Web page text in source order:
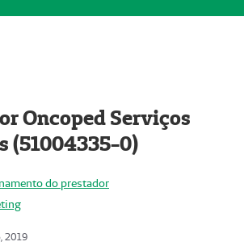
Oncoped Serviços
(51004335-0)
do prestador
2019